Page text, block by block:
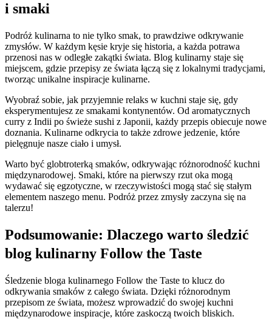
i smaki
Podróż kulinarna to nie tylko smak, to prawdziwe odkrywanie
zmysłów. W każdym kęsie kryje się historia, a każda potrawa
przenosi nas w odległe zakątki świata. Blog kulinarny staje się
miejscem, gdzie przepisy ze świata łączą się z lokalnymi tradycjami,
tworząc unikalne inspiracje kulinarne.
Wyobraź sobie, jak przyjemnie relaks w kuchni staje się, gdy
eksperymentujesz ze smakami kontynentów. Od aromatycznych
curry z Indii po świeże sushi z Japonii, każdy przepis obiecuje nowe
doznania. Kulinarne odkrycia to także zdrowe jedzenie, które
pielęgnuje nasze ciało i umysł.
Warto być globtroterką smaków, odkrywając różnorodność kuchni
międzynarodowej. Smaki, które na pierwszy rzut oka mogą
wydawać się egzotyczne, w rzeczywistości mogą stać się stałym
elementem naszego menu. Podróż przez zmysły zaczyna się na
talerzu!
Podsumowanie: Dlaczego warto śledzić
blog kulinarny Follow the Taste
Śledzenie bloga kulinarnego Follow the Taste to klucz do
odkrywania smaków z całego świata. Dzięki różnorodnym
przepisom ze świata, możesz wprowadzić do swojej kuchni
międzynarodowe inspiracje, które zaskoczą twoich bliskich.